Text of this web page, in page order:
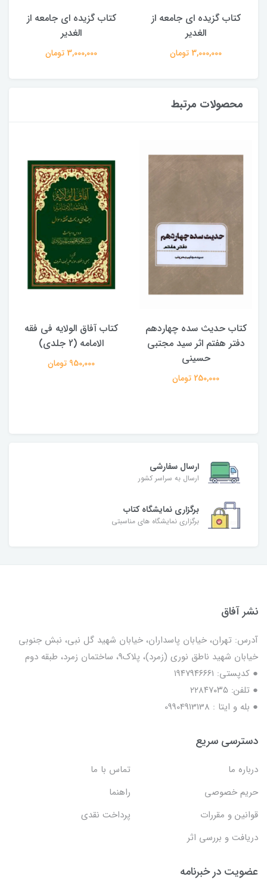
کتاب گزیده ای جامعه از
الغدیر
3,000,000 تومان
کتاب گزیده ای جامعه از
الغدیر
3,000,000 تومان
محصولات مرتبط
کتاب حدیث سده چهاردهم
دفتر هفتم اثر سید مجتبی
حسینی
250,000 تومان
کتاب آفاق الولایه فی فقه
الامامه (2 جلدی)
950,000 تومان
ارسال سفارشی
ارسال به سراسر کشور
برگزاری نمایشگاه کتاب
برگزاری نمایشگاه های مناسبتی
نشر آفاق
آدرس: تهران، خیابان پاسداران، خیابان شهید گل نبی، نبش جنوبی
خیابان شهید ناطق نوری (زمرد)، پلاک9، ساختمان زمرد، طبقه دوم
● کدپستی: ۱۹۴۷۹۴۶۶۶۱
● تلفن: ٢٢٨۴٧۰۳۵
● بله و ایتا : 09904913138
دسترسی سریع
درباره ما
تماس با ما
حریم خصوصی
راهنما
قوانین و مقررات
پرداخت نقدی
دریافت و بررسی اثر
عضویت در خبرنامه